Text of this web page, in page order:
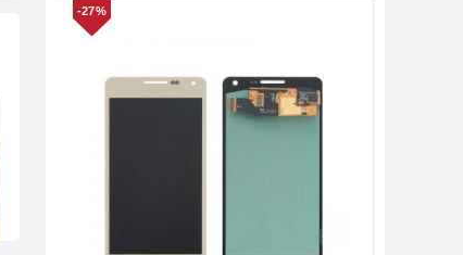
-27%